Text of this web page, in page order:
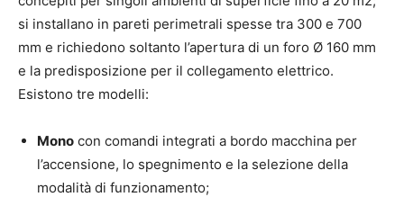
si installano in pareti perimetrali spesse tra 300 e 700
mm e richiedono soltanto l’apertura di un foro Ø 160 mm
e la predisposizione per il collegamento elettrico.
Esistono tre modelli:
Mono con comandi integrati a bordo macchina per
l’accensione, lo spegnimento e la selezione della
modalità di funzionamento;